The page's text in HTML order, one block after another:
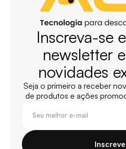
Inscreva-se
newsletter
novidades
Seja o primeiro a receber
de produtos e ações